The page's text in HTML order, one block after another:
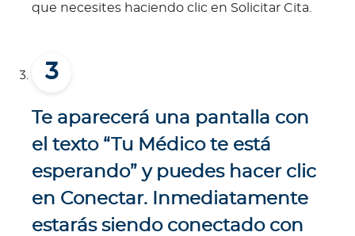
que necesites haciendo clic en Solicitar Cita.
Te aparecerá una pantalla con
el texto “Tu Médico te está
esperando” y puedes hacer clic
en Conectar. Inmediatamente
estarás siendo conectado con